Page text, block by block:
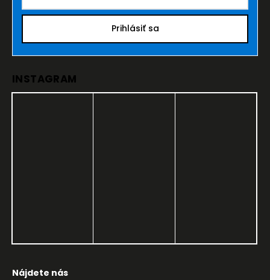
Prihlásiť sa
INSTAGRAM
Nájdete nás